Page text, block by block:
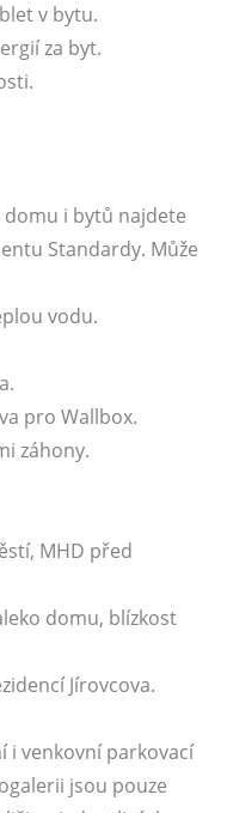
v bytu.
za byt.
i bytů najdete
Standardy. Může
vodu.
pro Wallbox.
záhony.
MHD před
domu, blízkost
Jírovcova.
i venkovní parkovací
jsou pouze